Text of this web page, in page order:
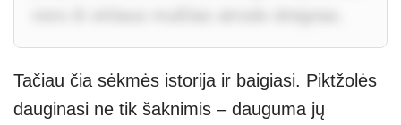
Tačiau čia sėkmės istorija ir baigiasi. Piktžolės
dauginasi ne tik šaknimis – dauguma jų